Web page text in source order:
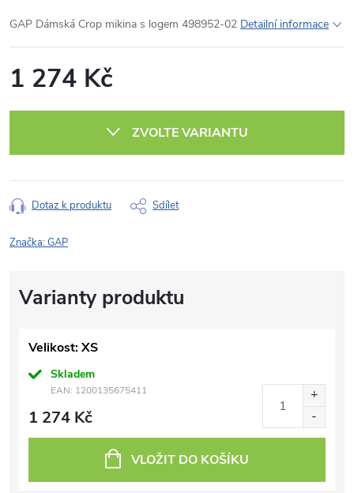
GAP Dámská Crop mikina s logem 498952-02 Detailní informace
1 274 Kč
ZVOLTE VARIANTU
Dotaz k produktu Sdílet
Značka:GAP
Velikost: XS
Skladem
EAN: 1200135675411
1 274 Kč
VLOŽIT DO KOŠÍKU